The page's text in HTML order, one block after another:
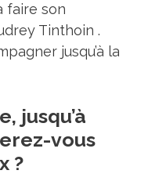
faire son
Tinthoin .
jusqu’à la
jusqu’à
vous
?